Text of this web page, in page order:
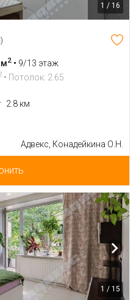
1 / 16
м2 • 9/13 этаж
• Потолок: 2.65
2.8 км
Адвекс, Конадейкина О.Н.
1 / 15